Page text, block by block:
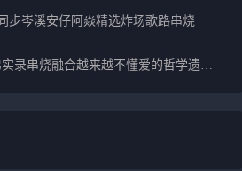
步岑溪安仔阿焱精选炸场歌路串烧
全国粤语CLUB音乐送兄弟实录串烧融合越来越不懂爱的哲学遗憾专辑